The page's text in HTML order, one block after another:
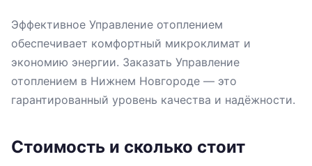
Эффективное Управление отоплением
обеспечивает комфортный микроклимат и
экономию энергии. Заказать Управление
отоплением в Нижнем Новгороде — это
гарантированный уровень качества и надёжности.
Стоимость и сколько стоит